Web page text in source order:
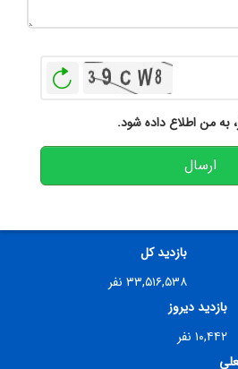
به من اطلاع داده شود.
ارسال
بازدید کل
۳۳,۵۱۶,۵۳۸ نفر
بازدید دیروز
۱۰,۴۴۲ نفر